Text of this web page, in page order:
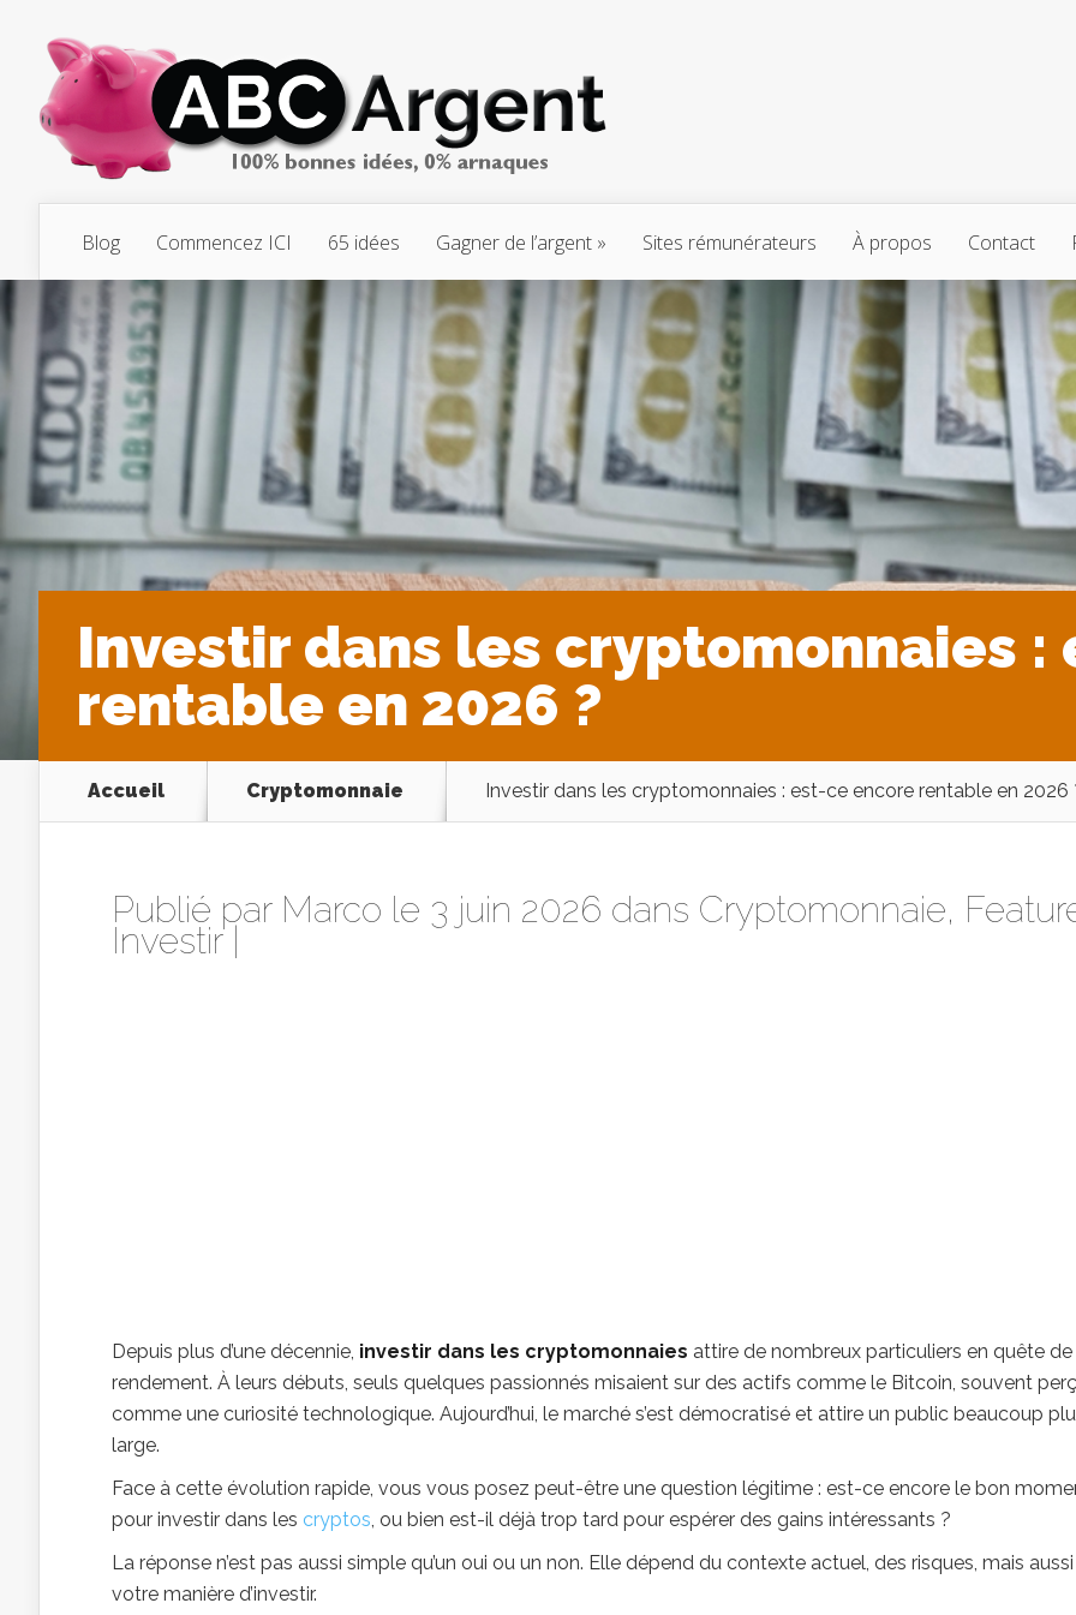
Blog Commencez ICI 65 idées Gagner de l’argent Sites rémunérateurs À propos Contact
Investir dans les cryptomonnaies :
rentable en 2026 ?
Accueil Cryptomonnaie Investir dans les cryptomonnaies : est-ce encore rentable en 2026
Publié par Marco le 3 juin 2026 dans Cryptomonnaie,
Investir|
Depuis plus d’une décennie, investir dans les cryptomonnaies attire de nombreux particuliers en quête de
rendement. À leurs débuts, seuls quelques passionnés misaient sur des actifs comme le Bitcoin, souvent
comme une curiosité technologique. Aujourd’hui, le marché s’est démocratisé et attire un public beaucoup
large.
Face à cette évolution rapide, vous vous posez peut-être une question légitime : est-ce encore le bon
pour investir dans les cryptos, ou bien est-il déjà trop tard pour espérer des gains intéressants ?
La réponse n’est pas aussi simple qu’un oui ou un non. Elle dépend du contexte actuel, des risques, mais
votre manière d’investir.